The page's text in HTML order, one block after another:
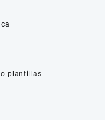
plantillas